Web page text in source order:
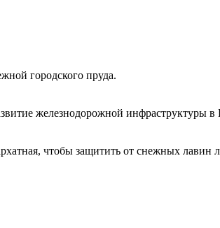
городского пруда.
железнодорожной инфраструктуры в
чтобы защитить от снежных лавин